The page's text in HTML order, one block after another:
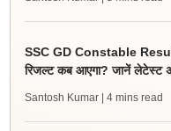
SSC GD Constable
रिजल्ट कब आएगा? जानें लेटेस्ट
Santosh Kumar | 4 mins read